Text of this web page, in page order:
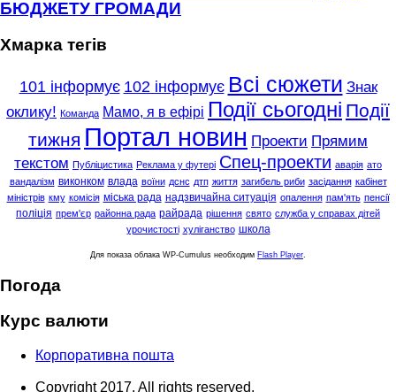
БЮДЖЕТУ ГРОМАДИ
Хмарка тегів
101 інформує 102 інформує Всі сюжети Знак
оклику! Команда Мамо, я в ефірі Події сьогодні Події
тижня Портал новин Проекти Прямим
текстом Публіцистика Реклама у футері Спец-проекти аварія ато
вандалізм виконком влада воїни дснс дтп життя загибель риби засідання кабінет
міністрів кму комісія міська рада надзвичайна ситуація опалення пам'ять пенсії
поліція прем'єр районна рада райрада рішення свято служба у справах дітей
урочистості хуліганство школа
Для показа облака WP-Cumulus необходим Flash Player
Погода
Курс валюти
Корпоративна пошта
Copyright 2017. All rights reserved.